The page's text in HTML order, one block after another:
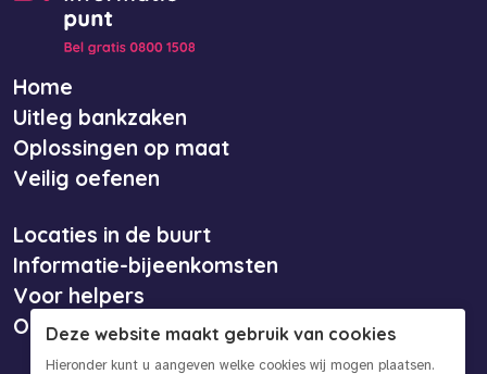
Home
Uitleg bankzaken
Oplossingen op maat
Veilig oefenen
Locaties in de buurt
Informatie-bijeenkomsten
Voor helpers
Over ons
Deze website maakt gebruik van cookies
Hieronder kunt u aangeven welke cookies wij mogen plaatsen.